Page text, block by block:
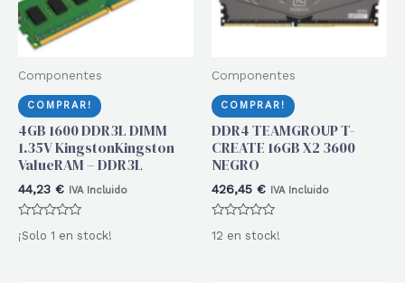
Componentes
COMPRAR!
4GB 1600 DDR3L DIMM
1.35V KingstonKingston
ValueRAM – DDR3L
44,23 € IVA Incluido
con
¡Solo 1 en stock!
Componentes
COMPRAR!
DDR4 TEAMGROUP T-
CREATE 16GB X2 3600
NEGRO
426,45 € IVA Incluido
con
12 en stock!